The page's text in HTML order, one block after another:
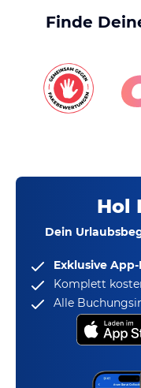
Finde
Hol
Dein
Exklusive
Komplett
Alle